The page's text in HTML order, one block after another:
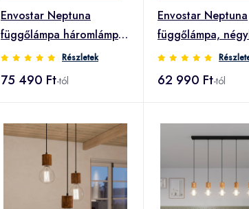
Envostar Neptuna
függőlámpa háromlámpás
rondella
Részletek
75 490 Ft-tól
Envostar Neptuna
függőlámpa,
lineáris
62 990 Ft-tól